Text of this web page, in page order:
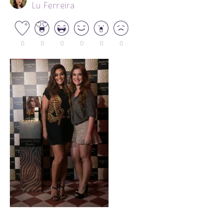
Lu Ferreira
0 0 0 0 0 0